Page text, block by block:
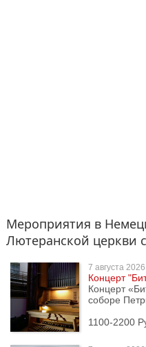
Мероприятия в
Лютеранской церкви
7 августа
Концерт
Концерт
соборе
1100-2200